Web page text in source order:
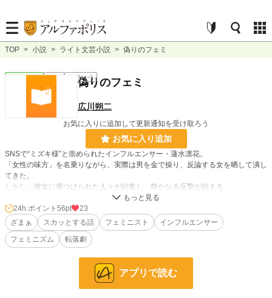
TOP > 小説 > ライト文芸小説 > 偽りのフェミ
ライト文芸 完結 ｼｮｰﾄｼｮｰﾄ
偽りのフェミ
広川朔二
お気に入りに追加して更新通知を受け取ろう
お気に入り追加
SNSで“ミズキ様”と崇められたインフルエンサー・蓮水凛花。
「女性の味方」を名乗りながら、実際は男を金で操り、反論する女を晒して潰し
てきた。
しかし、彼女に傷つけられた人々が結集し、静かなる反撃が始まる。
小説 15,387 位 / 228,846 件
ライト文芸 200 位 / 9,587 件
24h.ポイント 56pt
23
ざまぁ
スカッとする話 フェミニスト
インフルエンサー
フェミニズム
転落劇
アプリで読む